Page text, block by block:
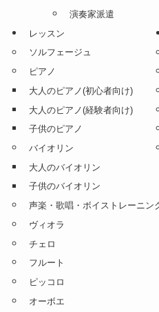
クラリネット講師
演奏家派遣
レッスン
ソルフェージュ
ピアノ
大人のピアノ(初心者向け)
大人のピアノ(経験者向け)
子供のピアノ
バイオリン
大人のバイオリン
子供のバイオリン
声楽・歌唱・ボイストレーニング
ヴィオラ
チェロ
フルート